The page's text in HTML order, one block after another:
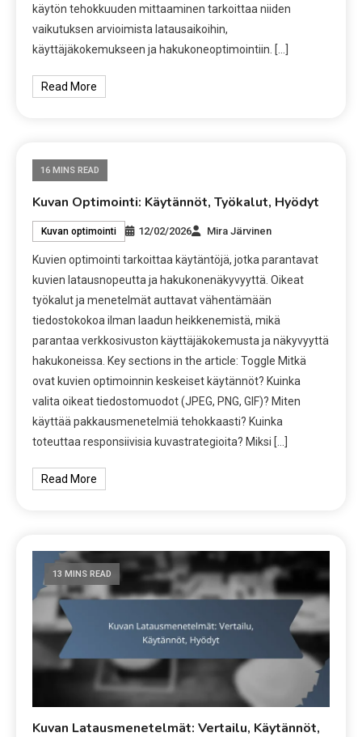
käytön tehokkuuden mittaaminen tarkoittaa niiden
vaikutuksen arvioimista latausaikoihin,
käyttäjäkokemukseen ja hakukoneoptimointiin. […]
Read More
16 MINS READ
Kuvan Optimointi: Käytännöt, Työkalut, Hyödyt
Kuvan optimointi 12/02/2026 Mira Järvinen
Kuvien optimointi tarkoittaa käytäntöjä, jotka parantavat
kuvien latausnopeutta ja hakukonenäkyvyyttä. Oikeat
työkalut ja menetelmät auttavat vähentämään
tiedostokokoa ilman laadun heikkenemistä, mikä
parantaa verkkosivuston käyttäjäkokemusta ja näkyvyyttä
hakukoneissa. Key sections in the article: Toggle Mitkä
ovat kuvien optimoinnin keskeiset käytännöt? Kuinka
valita oikeat tiedostomuodot (JPEG, PNG, GIF)? Miten
käyttää pakkausmenetelmiä tehokkaasti? Kuinka
toteuttaa responsiivisia kuvastrategioita? Miksi […]
Read More
13 MINS READ
Kuvan Latausmenetelmät: Vertailu, Käytännöt,